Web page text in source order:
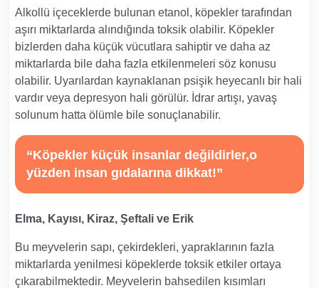
Alkollü içeceklerde bulunan etanol, köpekler tarafından
aşırı miktarlarda alındığında toksik olabilir. Köpekler
bizlerden daha küçük vücutlara sahiptir ve daha az
miktarlarda bile daha fazla etkilenmeleri söz konusu
olabilir. Uyarılardan kaynaklanan psişik heyecanlı bir hali
vardır veya depresyon hali görülür. İdrar artışı, yavaş
solunum hatta ölümle bile sonuçlanabilir.
“Köpekler küçük insanlar değildirler,o
yüzden insan gıdalarına dikkat!”
Elma, Kayısı, Kiraz, Şeftali ve Erik
Bu meyvelerin sapı, çekirdekleri, yapraklarının fazla
miktarlarda yenilmesi köpeklerde toksik etkiler ortaya
çıkarabilmektedir. Meyvelerin bahsedilen kısımları